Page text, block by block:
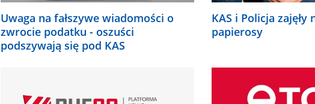
Uwaga na fałszywe wiadomości o
zwrocie podatku - oszuści
podszywają się pod KAS
KAS i Policja zajęły
papierosy